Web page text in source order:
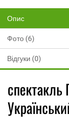
Опис
Фото (6)
Відгуки (0)
спектакль